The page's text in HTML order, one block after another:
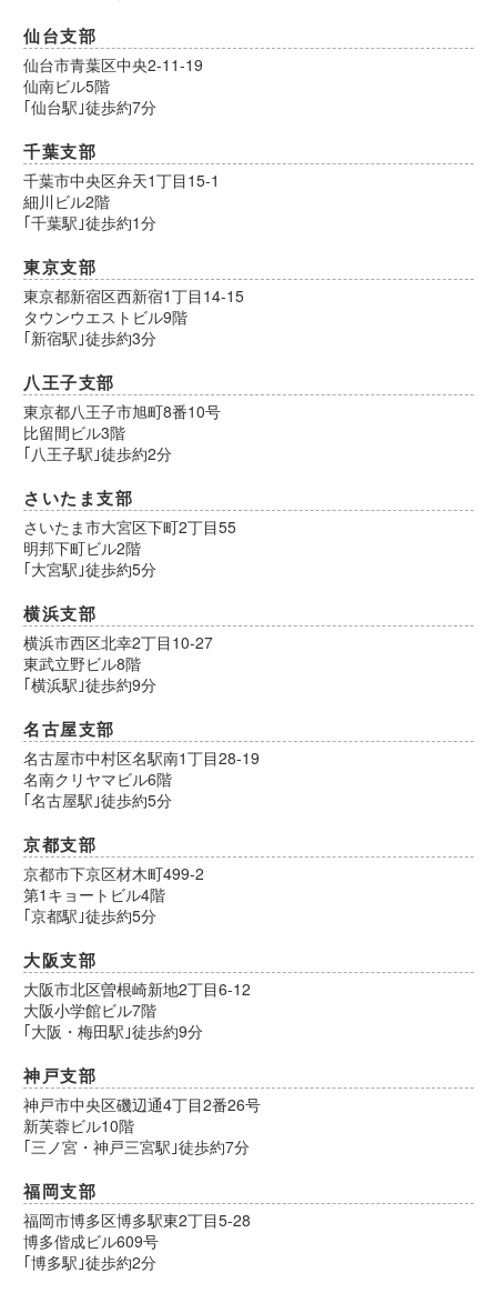
仙台支部
仙台市青葉区中央2-11-19
仙南ビル5階
｢仙台駅｣徒歩約7分
千葉支部
千葉市中央区弁天1丁目15-1
細川ビル2階
｢千葉駅｣徒歩約1分
東京支部
東京都新宿区西新宿1丁目14-15
タウンウエストビル9階
｢新宿駅｣徒歩約3分
八王子支部
東京都八王子市旭町8番10号
比留間ビル3階
｢八王子駅｣徒歩約2分
さいたま支部
さいたま市大宮区下町2丁目55
明邦下町ビル2階
｢大宮駅｣徒歩約5分
横浜支部
横浜市西区北幸2丁目10-27
東武立野ビル8階
｢横浜駅｣徒歩約9分
名古屋支部
名古屋市中村区名駅南1丁目28-19
名南クリヤマビル6階
｢名古屋駅｣徒歩約5分
京都支部
京都市下京区材木町499-2
第1キョートビル4階
｢京都駅｣徒歩約5分
大阪支部
大阪市北区曽根崎新地2丁目6-12
大阪小学館ビル7階
｢大阪・梅田駅｣徒歩約9分
神戸支部
神戸市中央区磯辺通4丁目2番26号
新芙蓉ビル10階
｢三ノ宮・神戸三宮駅｣徒歩約7分
福岡支部
福岡市博多区博多駅東2丁目5-28
博多偕成ビル609号
｢博多駅｣徒歩約2分